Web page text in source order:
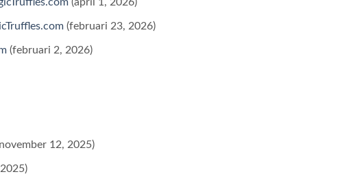
(april 1, 2026)
(februari 23, 2026)
(februari 2, 2026)
12, 2025)